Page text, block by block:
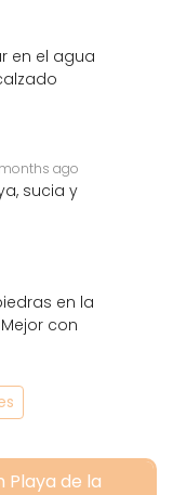
en el agua
months ago
sucia y
en la
con
Playa de la